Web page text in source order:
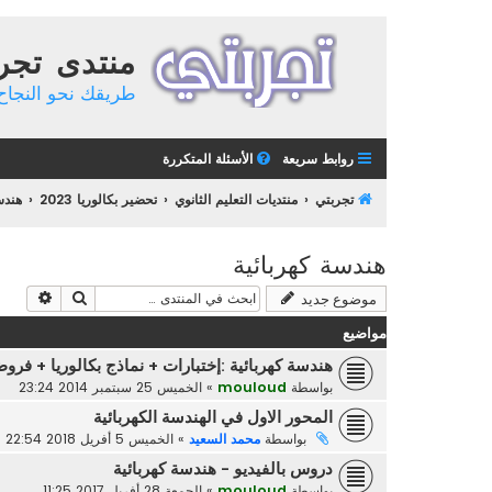
منتدى
طريقك نحو النجاح
روابط سريعة الأسئلة المتكررة
تجربتي منتديات التعليم الثانوي تحضير بكالوريا 2023
هندسة كهربائية
موضوع جديد بحث
مواضيع
هندسة كهربائية :إختبارات + نماذج بكالوريا +
بواسطة mouloud
» الخميس 25 سبتمبر 2014 23:24
المحور الاول في الهندسة الكهربائية
بواسطة محمد السعيد » الخميس 5 أفريل 2018 22:54
دروس بالفيديو - هندسة كهربائية